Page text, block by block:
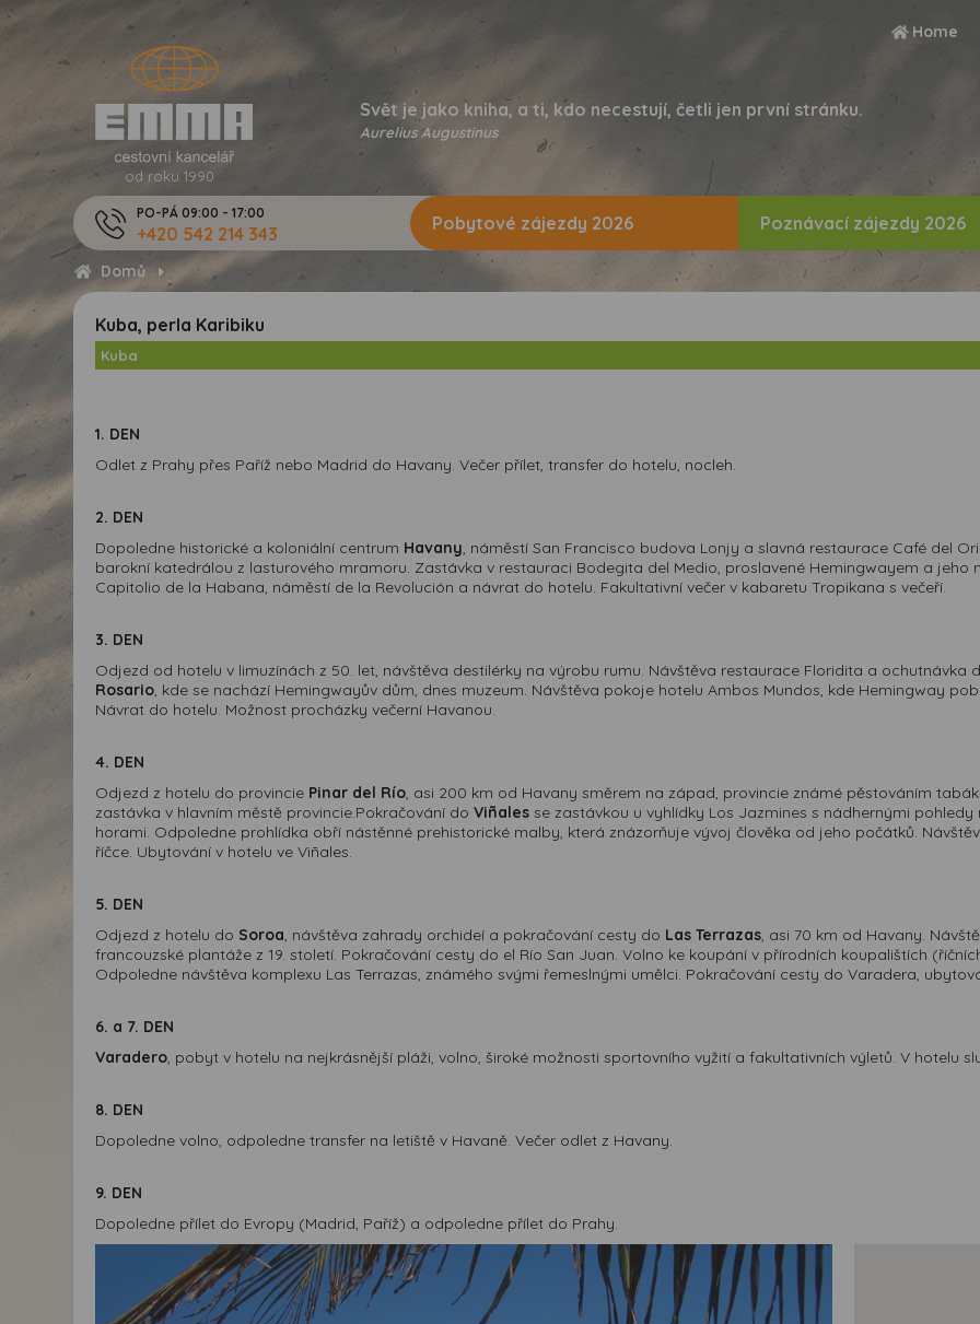
Home
od roku 1990
Svět je jako kniha, a ti, kdo necestují, četli jen první stránku.
Aurelius Augustinus
PO-PÁ 09:00 - 17:00
+420 542 214 343
Domů
Pobytové zájezdy 2026 Poznávací zájezdy 2026
Kuba, perla Karibiku
Kuba
1. DEN
Odlet z Prahy přes Paříž nebo Madrid do Havany. Večer přílet, transfer do hotelu, nocleh.
2. DEN
Dopoledne historické a koloniální centrum Havany, náměstí San Francisco budova Lonjy a slavná restaurace Café del
barokní katedrálou z lasturového mramoru. Zastávka v restauraci Bodegita del Medio, proslavené Hemingwayem a
Capitolio de la Habana, náměstí de la Revolución a návrat do hotelu. Fakultativní večer v kabaretu Tropikana s večeří.
3. DEN
Odjezd od hotelu v limuzínách z 50. let, návštěva destilérky na výrobu rumu. Návštěva restaurace Floridita a ochutnávka
Rosario, kde se nachází Hemingwayův dům, dnes muzeum. Návštěva pokoje hotelu Ambos Mundos, kde Hemingway
Návrat do hotelu. Možnost procházky večerní Havanou.
4. DEN
Odjezd z hotelu do provincie Pinar del Río, asi 200 km od Havany směrem na západ, provincie známé pěstováním
zastávka v hlavním městě provincie.Pokračování do Viñales se zastávkou u vyhlídky Los Jazmines s nádhernými
horami. Odpoledne prohlídka obří nástěnné prehistorické malby, která znázorňuje vývoj člověka od jeho počátků.
říčce. Ubytování v hotelu ve Viñales.
5. DEN
Odjezd z hotelu do Soroa, návštěva zahrady orchideí a pokračování cesty do Las Terrazas, asi 70 km od Havany.
francouzské plantáže z 19. století. Pokračování cesty do el Río San Juan. Volno ke koupání v přírodních koupalištích
Odpoledne návštěva komplexu Las Terrazas, známého svými řemeslnými umělci. Pokračování cesty do Varadera,
6. a 7. DEN
Varadero, pobyt v hotelu na nejkrásnější pláži, volno, široké možnosti sportovního vyžití a fakultativních výletů. V hotelu
8. DEN
Dopoledne volno, odpoledne transfer na letiště v Havaně. Večer odlet z Havany.
9. DEN
Dopoledne přílet do Evropy (Madrid, Paříž) a odpoledne přílet do Prahy.